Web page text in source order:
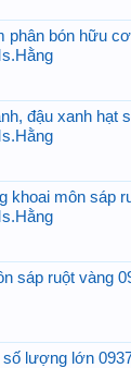
phân bón hữu
đậu xanh hạt
khoai môn sáp
sáp ruột vàng
số lượng lớn